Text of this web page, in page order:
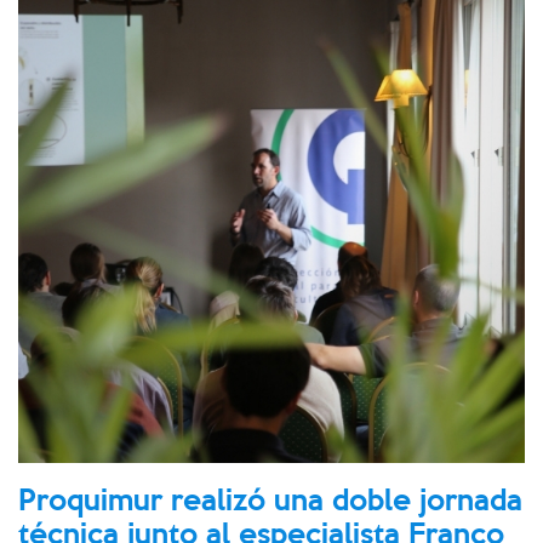
Proquimur realizó una doble jornada
técnica junto al especialista Franco